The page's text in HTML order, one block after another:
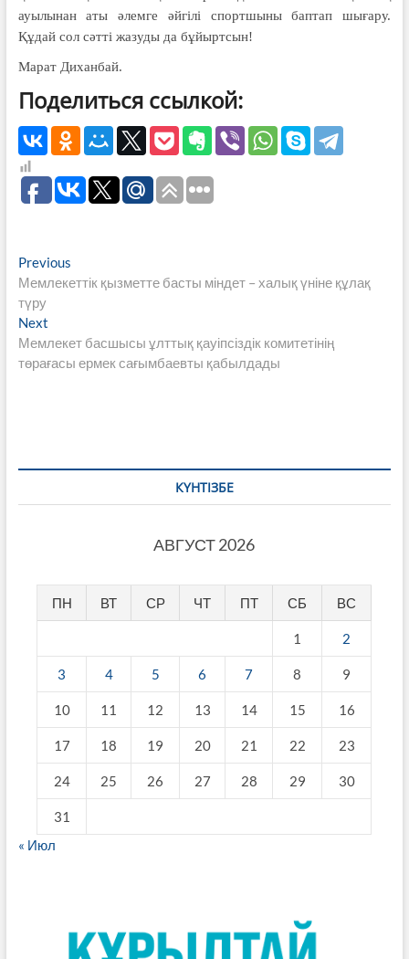
ауылынан аты әлемге әйгілі спортшыны баптап шығару.
Құдай сол сәтті жазуды да бұйыртсын!
Марат Диханбай.
Поделиться ссылкой:
Навигация
по
записям
PreviousPrevious
post:
Мемлекеттік қызметте басты міндет – халық үніне құлақ
түру
NextNext
post:
Мемлекет басшысы ұлттық қауіпсіздік комитетінің
төрағасы ермек сағымбаевты қабылдады
КҮНТІЗБЕ
АВГУСТ 2026
ПН ВТ СР ЧТ ПТ СБ ВС
1 2
3 4 5 6 7 8 9
10 11 12 13 14 15 16
17 18 19 20 21 22 23
24 25 26 27 28 29 30
31
« Июл